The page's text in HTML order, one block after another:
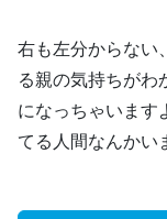
右も左分からない
る親の気持ちがわ
になっちゃいます
てる人間なんかい